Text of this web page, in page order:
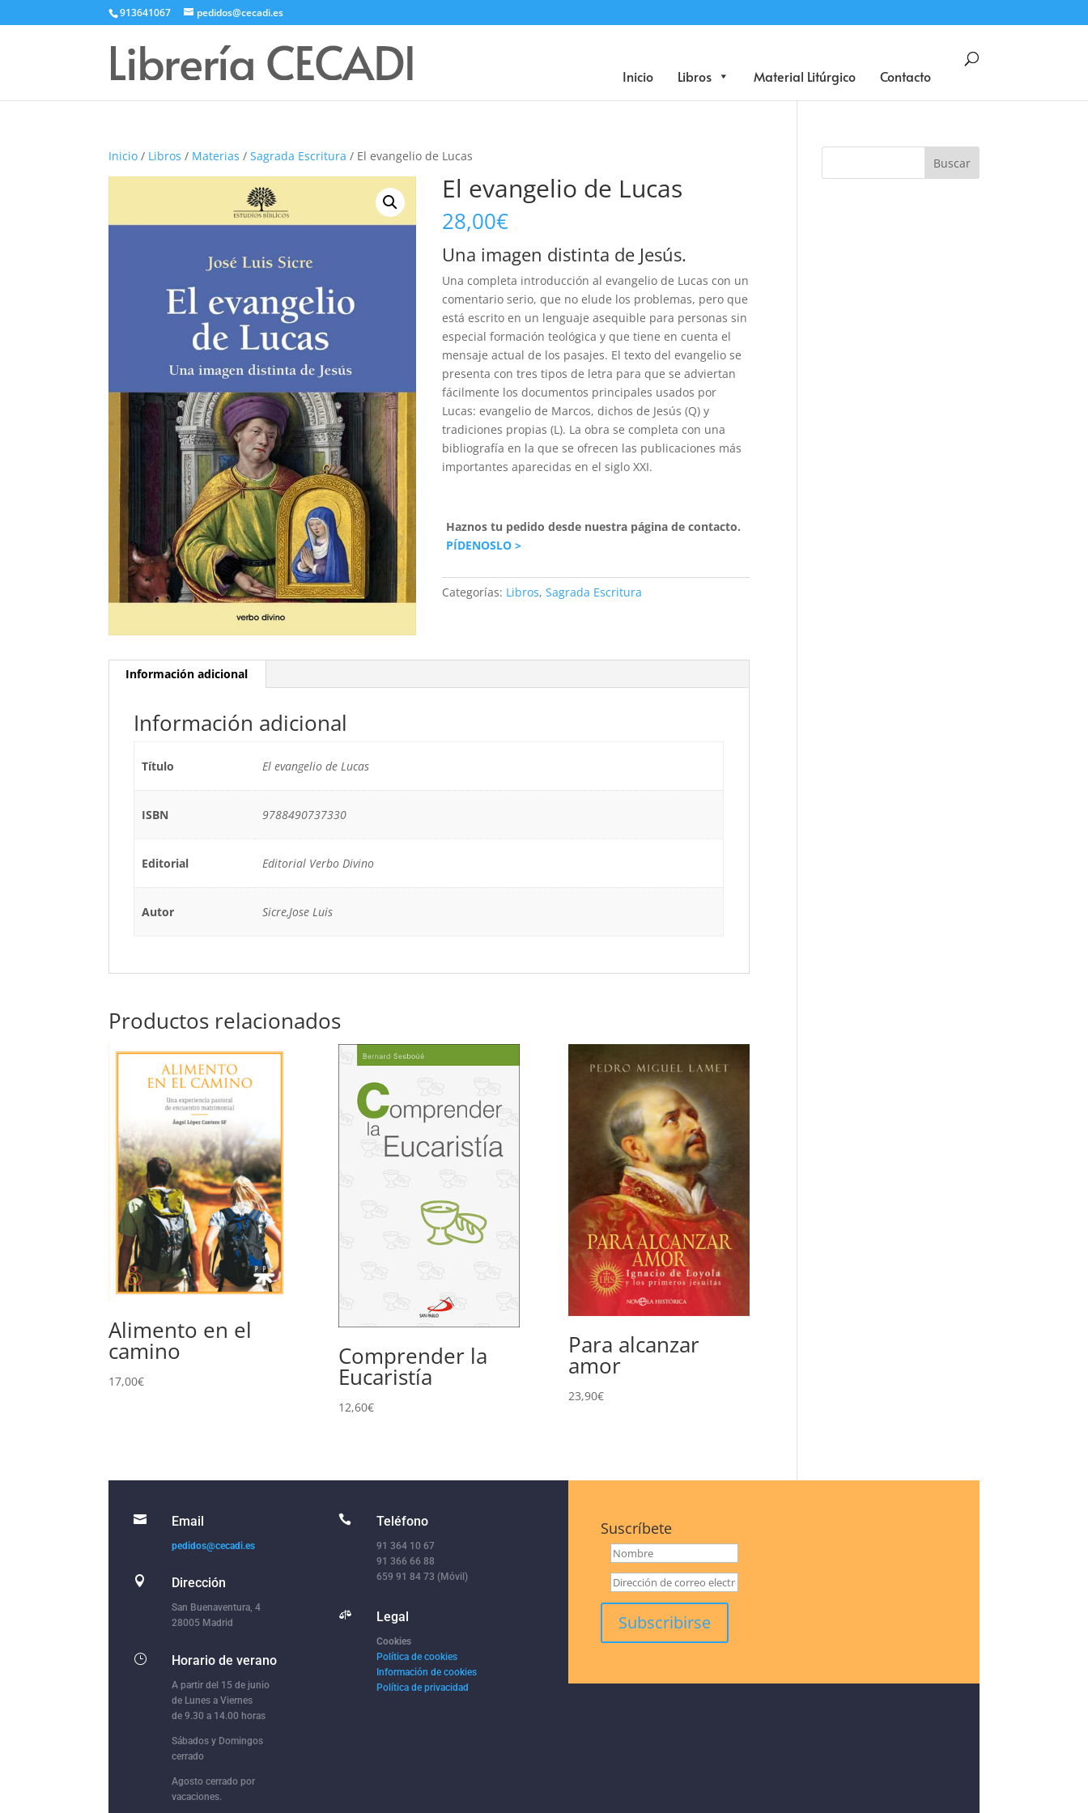
913641067 pedidos@cecadi.es
Inicio Libros Material Litúrgico Contacto
Búsqueda
Inicio / Libros / Materias /Sagrada Escritura / El evangelio de Lucas
El evangelio de Lucas
28,00€
Una imagen distinta de Jesús.
Una completa introducción al evangelio de Lucas con un
comentario serio, que no elude los problemas, pero que
está escrito en un lenguaje asequible para personas sin
especial formación teológica y que tiene en cuenta el
mensaje actual de los pasajes. El texto del evangelio se
presenta con tres tipos de letra para que se adviertan
fácilmente los documentos principales usados por
Lucas: evangelio de Marcos, dichos de Jesús (Q) y
tradiciones propias (L). La obra se completa con una
bibliografía en la que se ofrecen las publicaciones más
importantes aparecidas en el siglo XXI.
Haznos tu pedido desde nuestra página de contacto.
PÍDENOSLO >
Categorías: Libros,Sagrada Escritura
Información adicional
Información adicional
Título El evangelio de Lucas
ISBN 9788490737330
Editorial Editorial Verbo Divino
Autor Sicre,Jose Luis
Productos relacionados
Alimento en el
camino
17,00€
Comprender la
Eucaristía
12,60€
Para alcanzar
amor
23,90€
 Email
pedidos@cecadi.es
 Dirección
San Buenaventura, 4
28005 Madrid
} Horario de verano
A partir del 15 de junio
de Lunes a Viernes
de 9.30 a 14.00 horas
Sábados y Domingos
cerrado
Agosto cerrado por
vacaciones.
 Teléfono
91 364 10 67
91 366 66 88
659 91 84 73 (Móvil)
 Legal
Cookies
Política de cookies
Información de cookies
Política de privacidad
Suscríbete